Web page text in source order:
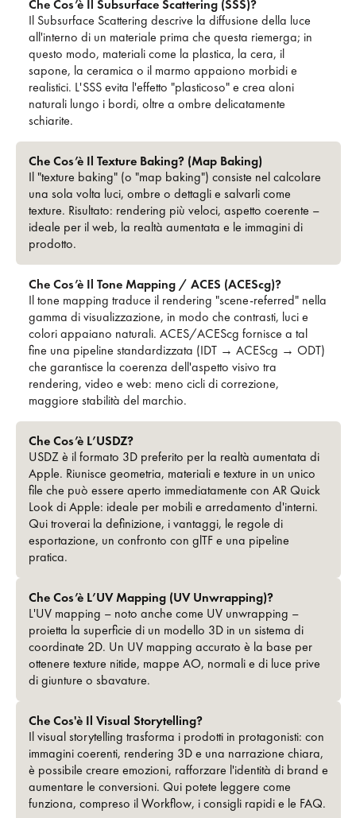
Che Cos’è Il Subsurface Scattering (SSS)?
Il Subsurface Scattering descrive la diffusione della luce
all'interno di un materiale prima che questa riemerga; in
questo modo, materiali come la plastica, la cera, il
sapone, la ceramica o il marmo appaiono morbidi e
realistici. L'SSS evita l'effetto "plasticoso" e crea aloni
naturali lungo i bordi, oltre a ombre delicatamente
schiarite.
Che Cos’è Il Texture Baking? (Map Baking)
Il "texture baking" (o "map baking") consiste nel calcolare
una sola volta luci, ombre o dettagli e salvarli come
texture. Risultato: rendering più veloci, aspetto coerente –
ideale per il web, la realtà aumentata e le immagini di
prodotto.
Che Cos’è Il Tone Mapping / ACES (ACEScg)?
Il tone mapping traduce il rendering "scene-referred" nella
gamma di visualizzazione, in modo che contrasti, luci e
colori appaiano naturali. ACES/ACEScg fornisce a tal
fine una pipeline standardizzata (IDT → ACEScg → ODT)
che garantisce la coerenza dell'aspetto visivo tra
rendering, video e web: meno cicli di correzione,
maggiore stabilità del marchio.
Che Cos’è L’USDZ?
USDZ è il formato 3D preferito per la realtà aumentata di
Apple. Riunisce geometria, materiali e texture in un unico
file che può essere aperto immediatamente con AR Quick
Look di Apple: ideale per mobili e arredamento d'interni.
Qui troverai la definizione, i vantaggi, le regole di
esportazione, un confronto con glTF e una pipeline
pratica.
Che Cos’è L’UV Mapping (UV Unwrapping)?
L'UV mapping – noto anche come UV unwrapping –
proietta la superficie di un modello 3D in un sistema di
coordinate 2D. Un UV mapping accurato è la base per
ottenere texture nitide, mappe AO, normali e di luce prive
di giunture o sbavature.
Che Cos'è Il Visual Storytelling?
Il visual storytelling trasforma i prodotti in protagonisti: con
immagini coerenti, rendering 3D e una narrazione chiara,
è possibile creare emozioni, rafforzare l'identità di brand e
aumentare le conversioni. Qui potete leggere come
funziona, compreso il Workflow, i consigli rapidi e le FAQ.